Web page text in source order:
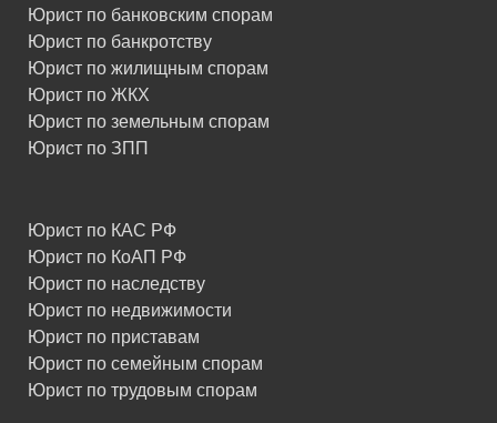
Юрист по банковским спорам
Юрист по банкротству
Юрист по жилищным спорам
Юрист по ЖКХ
Юрист по земельным спорам
Юрист по ЗПП
Юрист по КАС РФ
Юрист по КоАП РФ
Юрист по наследству
Юрист по недвижимости
Юрист по приставам
Юрист по семейным спорам
Юрист по трудовым спорам